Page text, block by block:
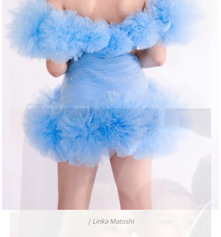
| Lirika Matoshi